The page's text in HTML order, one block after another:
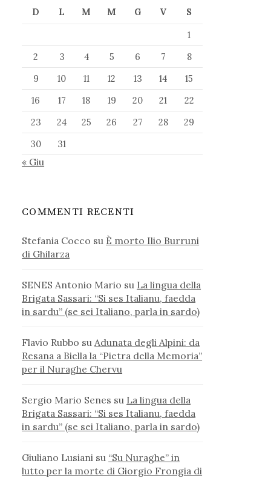
D L M M G V
S
1
2
3 4 5 6 7
8
9
10 11 12 13 14
15
16
17 18 19 20 21
22
23
24 25 26 27 28
29
30
31
« Giu
COMMENTI RECENTI
Stefania Cocco su È morto Ilio Burruni
di Ghilarza
SENES Antonio Mario su La lingua della
Brigata Sassari: “Si ses Italianu, faedda
in sardu” (se sei Italiano, parla in sardo)
Flavio Rubbo su Adunata degli Alpini: da
Resana a Biella la “Pietra della Memoria”
per il Nuraghe Chervu
Sergio Mario Senes su La lingua della
Brigata Sassari: “Si ses Italianu, faedda
in sardu” (se sei Italiano, parla in sardo)
Giuliano Lusiani su “Su Nuraghe” in
lutto per la morte di Giorgio Frongia di